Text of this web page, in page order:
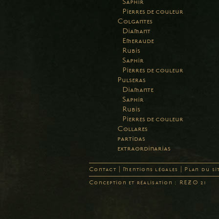
Pierres de couleur
Colgantes
Diamant
Emeraude
Rubis
Saphir
Pierres de couleur
Pulseras
Diamante
Saphir
Rubis
Pierres de couleur
Collares
partidas
extraordinarias
Contact Mentions légales Plan du
Conception et réalisation : REZO 21